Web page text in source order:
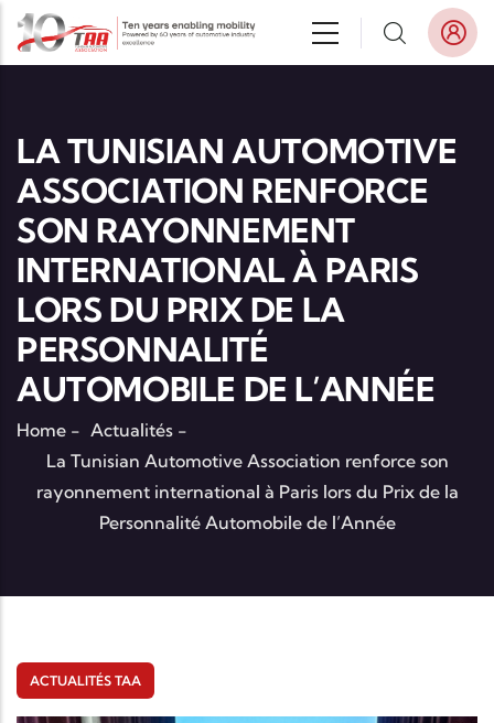
Aller au contenu principal
LA TUNISIAN AUTOMOTIVE
ASSOCIATION RENFORCE
SON RAYONNEMENT
INTERNATIONAL À PARIS
LORS DU PRIX DE LA
PERSONNALITÉ
AUTOMOBILE DE L’ANNÉE
Home - Actualités -
La Tunisian Automotive Association renforce son
rayonnement international à Paris lors du Prix de la
Personnalité Automobile de l’Année
ACTUALITÉS TAA